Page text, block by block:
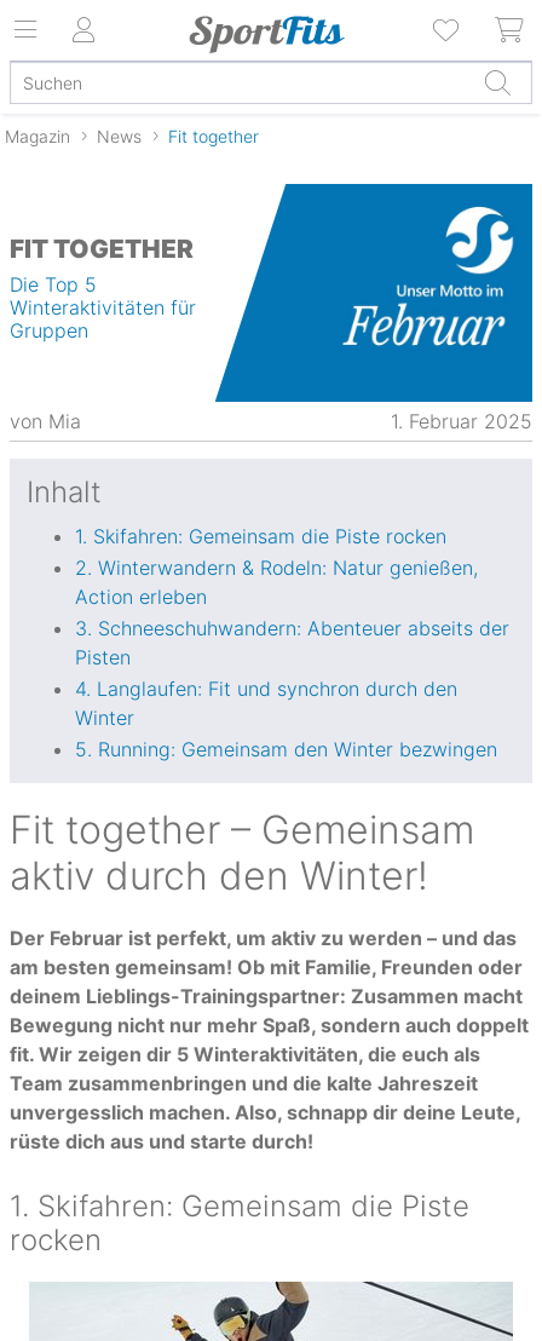
Magazin News Fit together
FIT TOGETHER
Die Top 5
Winteraktivitäten für
Gruppen
von Mia 1. Februar 2025
Inhalt
1. Skifahren: Gemeinsam die Piste rocken
2. Winterwandern & Rodeln: Natur genießen,
Action erleben
3. Schneeschuhwandern: Abenteuer abseits der
Pisten
4. Langlaufen: Fit und synchron durch den
Winter
5. Running: Gemeinsam den Winter bezwingen
Fit together – Gemeinsam
aktiv durch den Winter!
Der Februar ist perfekt, um aktiv zu werden – und das
am besten gemeinsam! Ob mit Familie, Freunden oder
deinem Lieblings-Trainingspartner: Zusammen macht
Bewegung nicht nur mehr Spaß, sondern auch doppelt
fit. Wir zeigen dir 5 Winteraktivitäten, die euch als
Team zusammenbringen und die kalte Jahreszeit
unvergesslich machen. Also, schnapp dir deine Leute,
rüste dich aus und starte durch!
1. Skifahren: Gemeinsam die Piste
rocken